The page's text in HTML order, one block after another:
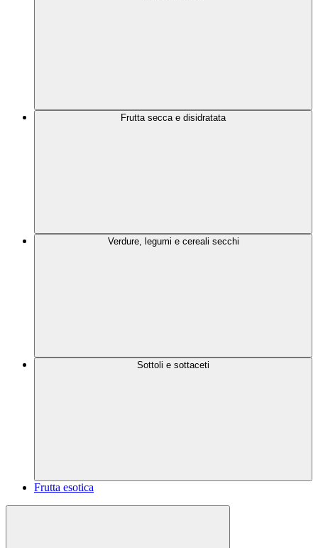
Frutta secca e disidratata
Verdure, legumi e cereali secchi
Sottoli e sottaceti
Frutta esotica